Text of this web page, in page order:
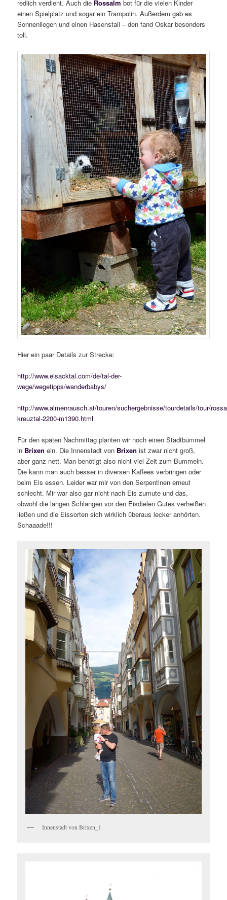
redlich verdient. Auch die Rossalm bot für die vielen Kinder
einen Spielplatz und sogar ein Trampolin. Außerdem gab es
Sonnenliegen und einen Hasenstall – den fand Oskar besonders
toll.
Hier ein paar Details zur Strecke:
http://www.eisacktal.com/de/tal-der-
wege/wegetipps/wanderbabys/
http://www.almenrausch.at/touren/suchergebnisse/tourdetails/tour/
kreuztal-2200-m1390.html
Für den späten Nachmittag planten wir noch einen Stadtbummel
in Brixen ein. Die Innenstadt von Brixen ist zwar nicht groß,
aber ganz nett. Man benötigt also nicht viel Zeit zum Bummeln.
Die kann man auch besser in diversen Kaffees verbringen oder
beim Eis essen. Leider war mir von den Serpentinen erneut
schlecht. Mir war also gar nicht nach Eis zumute und das,
obwohl die langen Schlangen vor den Eisdielen Gutes verheißen
ließen und die Eissorten sich wirklich überaus lecker anhörten.
Schaaade!!!
Innenstadt von Brixen_1